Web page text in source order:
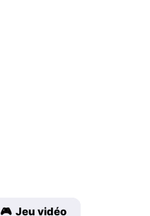
🎮 Jeu vidéo